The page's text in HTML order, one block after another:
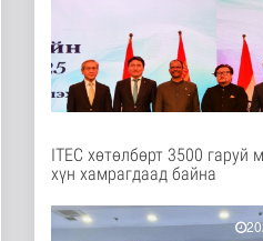
зогсоолын
Нийгэм
11 цаг 50
Энэ оны эхний
жилд авто
Нийгэм 11
“Хотын дарга
байна” 150150
ITEC хөтөлбөрт 3500 гаруй
хүн хамрагдаад байна